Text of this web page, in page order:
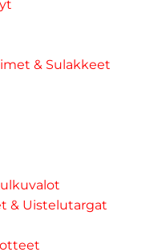
& Sulakkeet
& Uistelutargat